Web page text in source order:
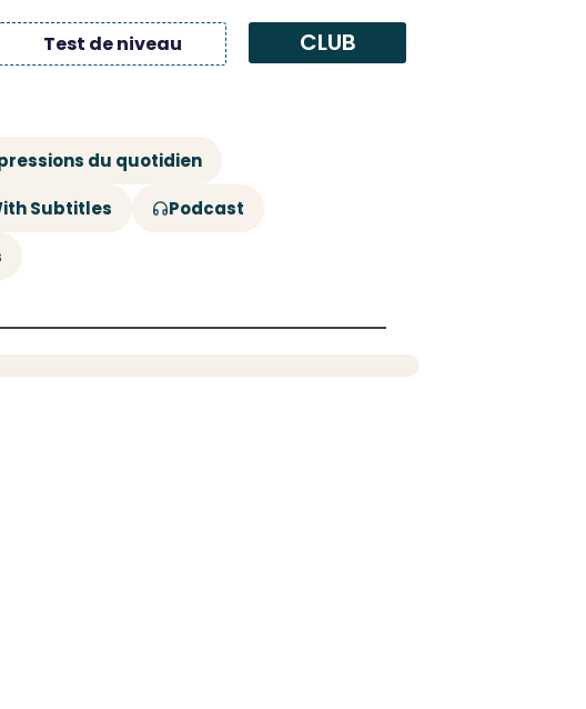
Test de niveau CLUB
du quotidien
Subtitles Podcast